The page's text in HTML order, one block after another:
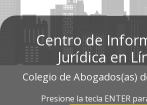
Centro de
Jurídica en
Colegio de Abogados(as)
Presione la tecla ENTER